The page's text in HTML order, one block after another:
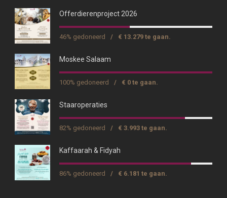
Offerdierenproject 2026
46% gedoneerd / € 13.279 te gaan.
Moskee Salaam
100% gedoneerd / € 0 te gaan.
Staaroperaties
82% gedoneerd / € 3.993 te gaan.
Kaffaarah & Fidyah
86% gedoneerd / € 6.181 te gaan.